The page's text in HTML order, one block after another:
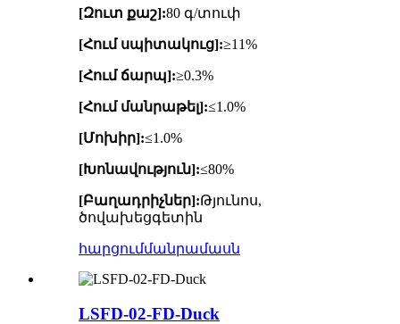
[Զուտ քաշ]:80 գ/տուփ
[Հում սպիտակուց]:≥11%
[Հում ճարպ]:≥0.3%
[Հում մանրաթել]:≤1.0%
[Մոխիր]:≤1.0%
[Խոնավություն]:≤80%
[Բաղադրիչներ]:Թյունոս,
ծովախեցգետին
հարցումմանրամասն
LSFD-02-FD-Duck